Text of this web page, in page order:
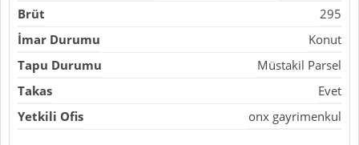
Brüt
295
İmar Durumu
Konut
Tapu Durumu
Müstakil Parsel
Takas
Evet
Yetkili Ofis
onx gayrimenkul